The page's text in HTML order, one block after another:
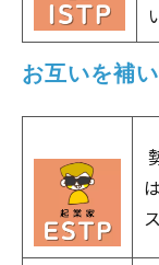
お互いを補